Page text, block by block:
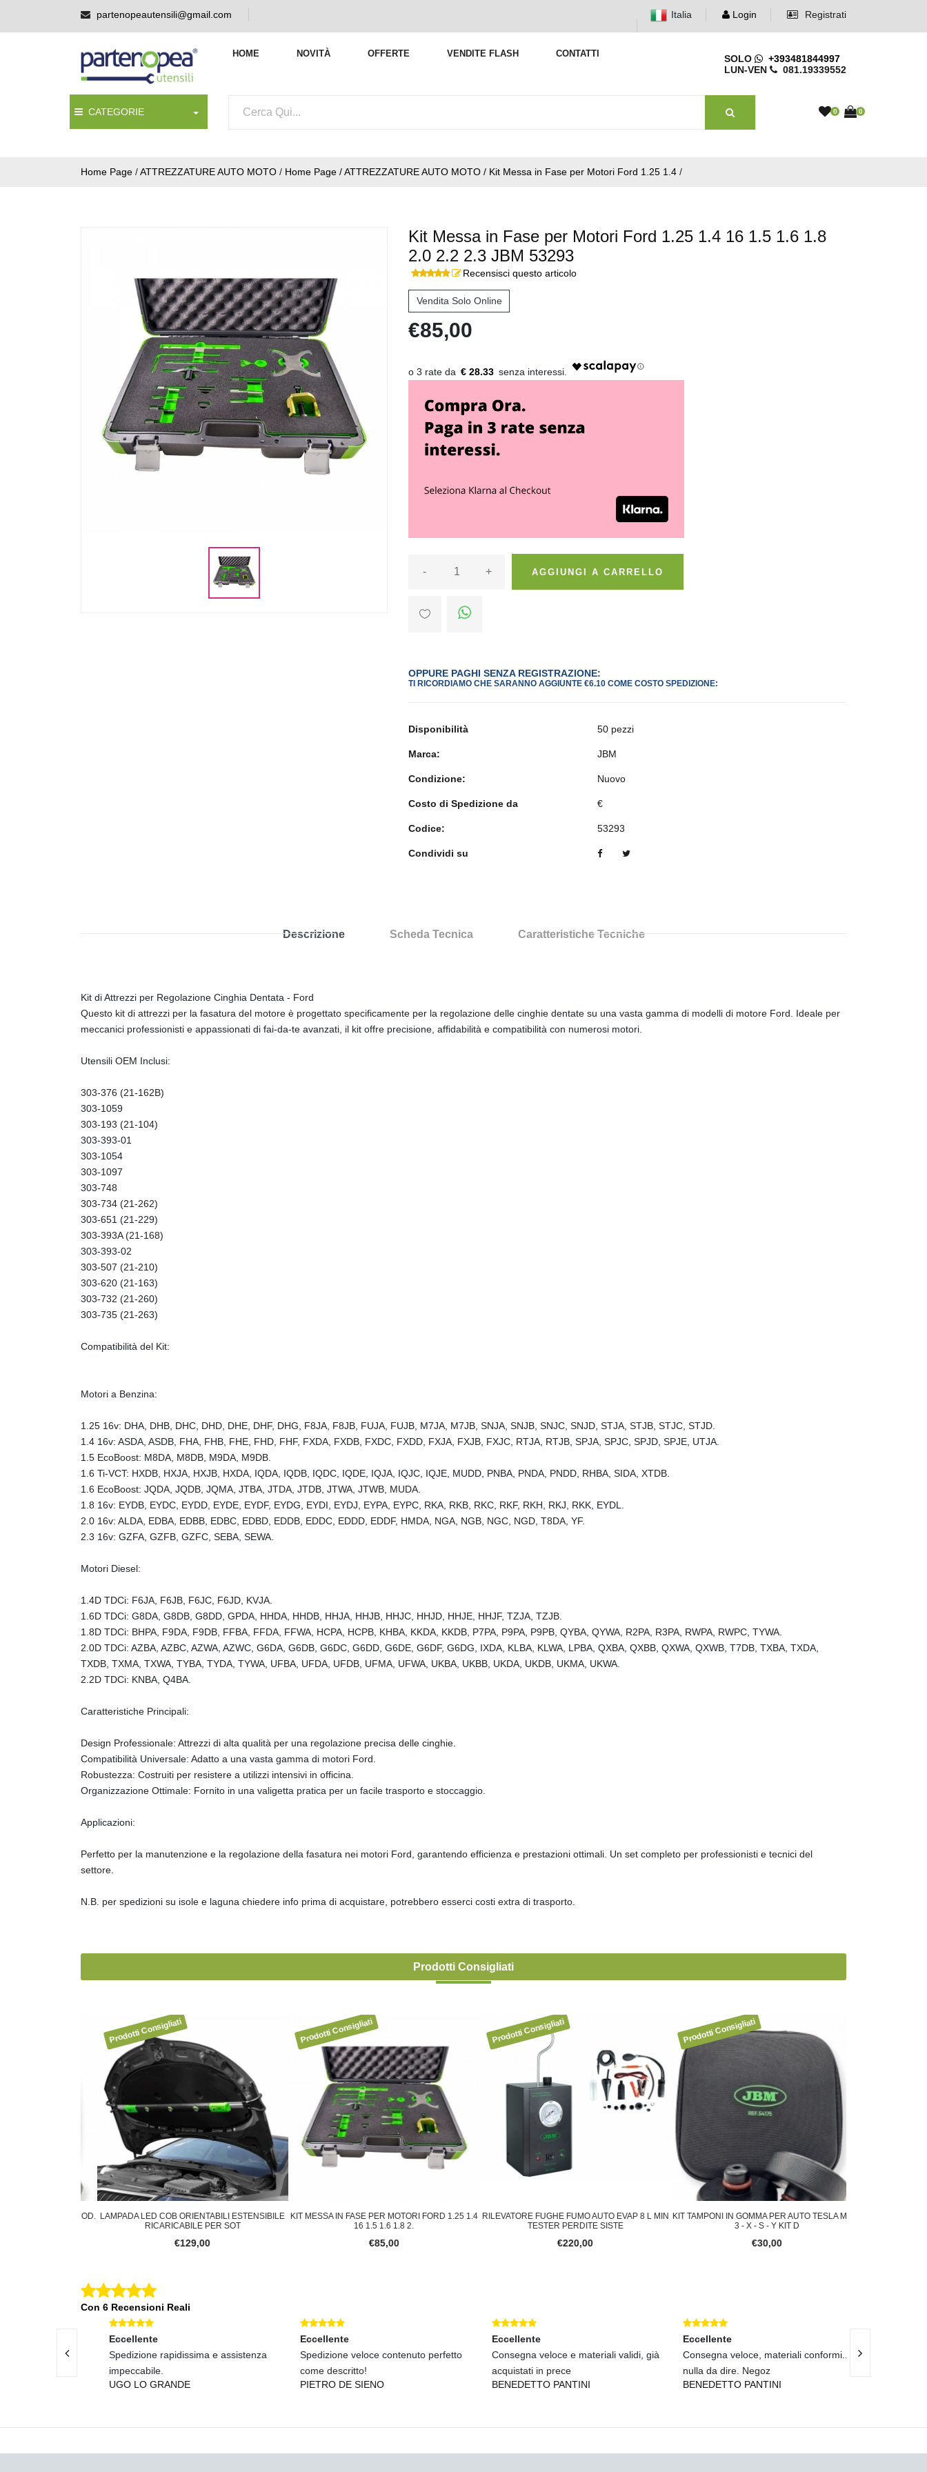
partenopeautensili@gmail.com Italia Login Registrati
HOME NOVITÀ OFFERTE VENDITE FLASH CONTATTI SOLO
+393481844997
LUN-VEN
081.19339552
CATEGORIE 0 0
Home Page /ATTREZZATURE AUTO MOTO / Home Page / ATTREZZATURE AUTO MOTO / Kit Messa in Fase per Motori Ford 1.25 1.4 /
Kit Messa in Fase per Motori Ford 1.25 1.4 16 1.5 1.6 1.8
2.0 2.2 2.3 JBM 53293
Recensisci questo articolo
Vendita Solo Online
€85,00
€ 28.33
- + AGGIUNGI A CARRELLO
OPPURE PAGHI SENZA REGISTRAZIONE:
TI RICORDIAMO CHE SARANNO AGGIUNTE €6.10 COME COSTO SPEDIZIONE:
Disponibilità 50 pezzi
Marca: JBM
Condizione: Nuovo
Costo di Spedizione da €
Codice: 53293
Condividi su
Descrizione Scheda Tecnica Caratteristiche Tecniche
Kit di Attrezzi per Regolazione Cinghia Dentata - Ford
Questo kit di attrezzi per la fasatura del motore è progettato specificamente per la regolazione delle cinghie dentate su una vasta gamma di modelli di motore Ford. Ideale per
meccanici professionisti e appassionati di fai-da-te avanzati, il kit offre precisione, affidabilità e compatibilità con numerosi motori.
Utensili OEM Inclusi:
303-376 (21-162B)
303-1059
303-193 (21-104)
303-393-01
303-1054
303-1097
303-748
303-734 (21-262)
303-651 (21-229)
303-393A (21-168)
303-393-02
303-507 (21-210)
303-620 (21-163)
303-732 (21-260)
303-735 (21-263)
Compatibilità del Kit:
Motori a Benzina:
1.25 16v: DHA, DHB, DHC, DHD, DHE, DHF, DHG, F8JA, F8JB, FUJA, FUJB, M7JA, M7JB, SNJA, SNJB, SNJC, SNJD, STJA, STJB, STJC, STJD.
1.4 16v: ASDA, ASDB, FHA, FHB, FHE, FHD, FHF, FXDA, FXDB, FXDC, FXDD, FXJA, FXJB, FXJC, RTJA, RTJB, SPJA, SPJC, SPJD, SPJE, UTJA.
1.5 EcoBoost: M8DA, M8DB, M9DA, M9DB.
1.6 Ti-VCT: HXDB, HXJA, HXJB, HXDA, IQDA, IQDB, IQDC, IQDE, IQJA, IQJC, IQJE, MUDD, PNBA, PNDA, PNDD, RHBA, SIDA, XTDB.
1.6 EcoBoost: JQDA, JQDB, JQMA, JTBA, JTDA, JTDB, JTWA, JTWB, MUDA.
1.8 16v: EYDB, EYDC, EYDD, EYDE, EYDF, EYDG, EYDI, EYDJ, EYPA, EYPC, RKA, RKB, RKC, RKF, RKH, RKJ, RKK, EYDL.
2.0 16v: ALDA, EDBA, EDBB, EDBC, EDBD, EDDB, EDDC, EDDD, EDDF, HMDA, NGA, NGB, NGC, NGD, T8DA, YF.
2.3 16v: GZFA, GZFB, GZFC, SEBA, SEWA.
Motori Diesel:
1.4D TDCi: F6JA, F6JB, F6JC, F6JD, KVJA.
1.6D TDCi: G8DA, G8DB, G8DD, GPDA, HHDA, HHDB, HHJA, HHJB, HHJC, HHJD, HHJE, HHJF, TZJA, TZJB.
1.8D TDCi: BHPA, F9DA, F9DB, FFBA, FFDA, FFWA, HCPA, HCPB, KHBA, KKDA, KKDB, P7PA, P9PA, P9PB, QYBA, QYWA, R2PA, R3PA, RWPA, RWPC, TYWA.
2.0D TDCi: AZBA, AZBC, AZWA, AZWC, G6DA, G6DB, G6DC, G6DD, G6DE, G6DF, G6DG, IXDA, KLBA, KLWA, LPBA, QXBA, QXBB, QXWA, QXWB, T7DB, TXBA, TXDA,
TXDB, TXMA, TXWA, TYBA, TYDA, TYWA, UFBA, UFDA, UFDB, UFMA, UFWA, UKBA, UKBB, UKDA, UKDB, UKMA, UKWA.
2.2D TDCi: KNBA, Q4BA.
Caratteristiche Principali:
Design Professionale: Attrezzi di alta qualità per una regolazione precisa delle cinghie.
Compatibilità Universale: Adatto a una vasta gamma di motori Ford.
Robustezza: Costruiti per resistere a utilizzi intensivi in officina.
Organizzazione Ottimale: Fornito in una valigetta pratica per un facile trasporto e stoccaggio.
Applicazioni:
Perfetto per la manutenzione e la regolazione della fasatura nei motori Ford, garantendo efficienza e prestazioni ottimali. Un set completo per professionisti e tecnici del
settore.
N.B. per spedizioni su isole e laguna chiedere info prima di acquistare, potrebbero esserci costi extra di trasporto.
Prodotti Consigliati
LAMPADA LED COB ORIENTABILI ESTENSIBILE
RICARICABILE PER SOT
€129,00
KIT MESSA IN FASE PER MOTORI FORD 1.25 1.4
16 1.5 1.6 1.8 2.
€85,00
RILEVATORE FUGHE FUMO AUTO EVAP 8 L MIN
TESTER PERDITE SISTE
€220,00
KIT TAMPONI IN GOMMA PER AUTO TESLA MOD.
3 - X - S - Y KIT D
€30,00
Con 6 Recensioni Reali
Eccellente
Spedizione rapidissima e assistenza
impeccabile.
UGO LO GRANDE
Eccellente
Spedizione veloce contenuto perfetto
come descritto!
PIETRO DE SIENO
Eccellente
Consegna veloce e materiali validi, già
acquistati in prece
BENEDETTO PANTINI
Eccellente
Consegna veloce, materiali conformi...
nulla da dire. Negoz
BENEDETTO PANTINI
Tenda